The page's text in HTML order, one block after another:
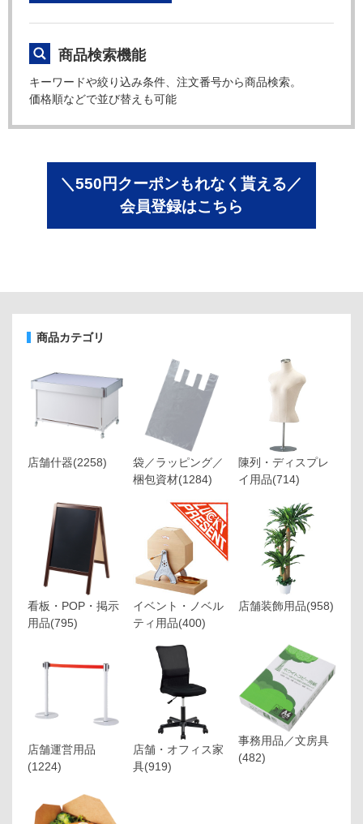
商品検索機能
キーワードや絞り込み条件、注文番号から商品検索。
価格順などで並び替えも可能
＼550円クーポンもれなく貰える／
会員登録はこちら
商品カテゴリ
店舗什器(2258)
袋／ラッピング／
梱包資材(1284)
陳列・ディスプレ
イ用品(714)
看板・POP・掲示
用品(795)
イベント・ノベル
ティ用品(400)
店舗装飾用品(958)
店舗運営用品
(1224)
店舗・オフィス家
具(919)
事務用品／文房具
(482)